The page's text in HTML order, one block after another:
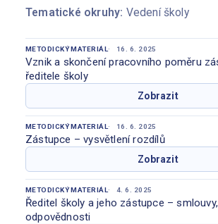
Tematické okruhy: Vedení školy
METODICKÝ MATERIÁL 16. 6. 2025
Vznik a skončení pracovního poměru
ředitele školy
Zobrazit
METODICKÝ MATERIÁL 16. 6. 2025
Zástupce – vysvětlení rozdílů
Zobrazit
METODICKÝ MATERIÁL 4. 6. 2025
Ředitel školy a jeho zástupce –
odpovědnosti